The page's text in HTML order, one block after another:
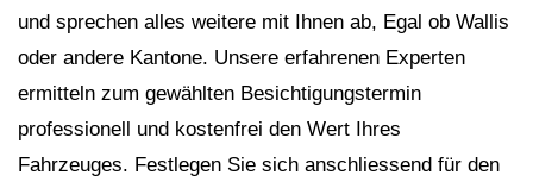
und sprechen alles weitere mit Ihnen ab, Egal ob Wallis
oder andere Kantone. Unsere erfahrenen Experten
ermitteln zum gewählten Besichtigungstermin
professionell und kostenfrei den Wert Ihres
Fahrzeuges. Festlegen Sie sich anschliessend für den